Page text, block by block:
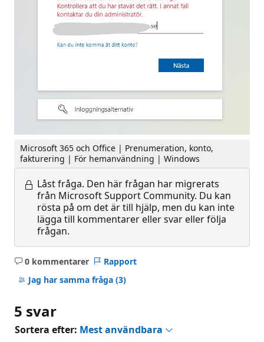
Microsoft 365 och Office | Prenumeration, konto,
fakturering | För hemanvändning | Windows
Låst fråga. Den här frågan har migrerats
från Microsoft Support Community. Du kan
rösta på om det är till hjälp, men du kan inte
lägga till kommentarer eller svar eller följa
frågan.
0 kommentarer
Inga
kommentarer
Rapport
Jag har samma fråga (3)
5 svar
Sortera efter: Mest användbara